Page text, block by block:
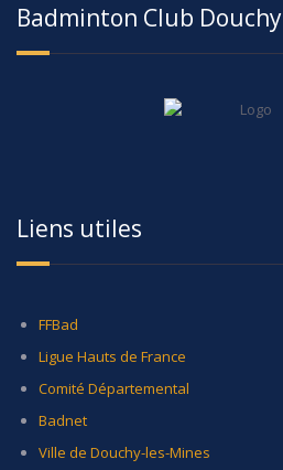
Badminton Club Douchy
Liens utiles
FFBad
Ligue Hauts de France
Comité Départemental
Badnet
Ville de Douchy-les-Mines